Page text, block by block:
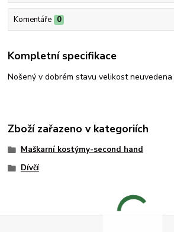
Komentáře 0
Kompletní specifikace
Nošený v dobrém stavu velikost
Zboží zařazeno v kategoriích
Maškarní kostýmy-second hand
Dívčí